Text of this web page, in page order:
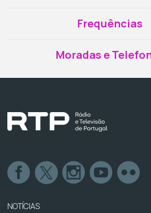
Frequências
Moradas e
NOTÍCIAS